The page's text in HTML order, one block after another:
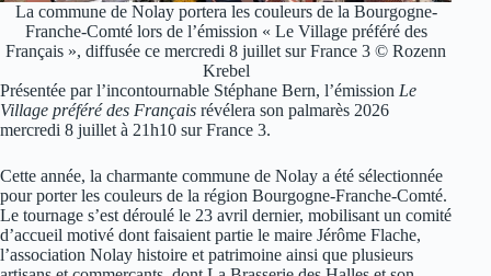
La commune de Nolay portera les couleurs de la Bourgogne-
Franche-Comté lors de l’émission « Le Village préféré des
Français », diffusée ce mercredi 8 juillet sur France 3 © Rozenn
Krebel
Présentée par l’incontournable Stéphane Bern, l’émission Le
Village préféré des Français révélera son palmarès 2026
mercredi 8 juillet à 21h10 sur France 3.
Cette année, la charmante commune de Nolay a été sélectionnée
pour porter les couleurs de la région Bourgogne-Franche-Comté.
Le tournage s’est déroulé le 23 avril dernier, mobilisant un comité
d’accueil motivé dont faisaient partie le maire Jérôme Flache,
l’association Nolay histoire et patrimoine ainsi que plusieurs